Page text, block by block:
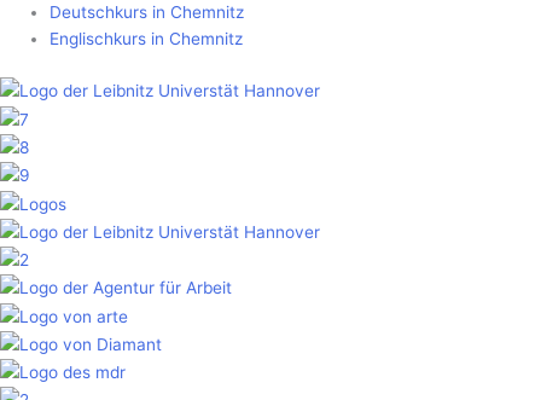
Deutschkurs in Chemnitz
Englischkurs in Chemnitz